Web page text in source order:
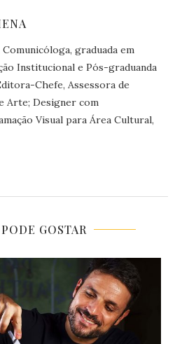
graduada em
Institucional e Pós-graduanda
Chefe, Assessora de
Arte; Designer com
Visual para Área Cultural,
GOSTAR